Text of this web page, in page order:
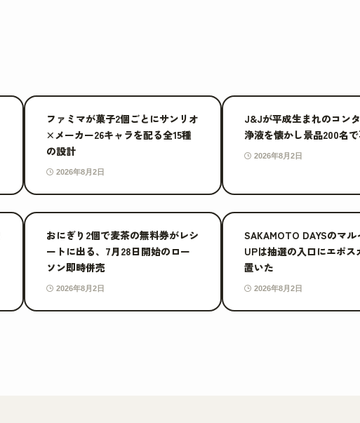
ファミマが菓子2個ごとにサンリオ
×メーカー26キャラを配る全15種
の設計
2026年8月2日
J&Jが平成生まれのコン
浄液を懐かし景品200名
2026年8月2日
おにぎり2個で麦茶の無料券がレシ
ートに出る、7月28日開始のロー
ソン即時併売
2026年8月2日
SAKAMOTO DAYSのマル
UPは抽選の入口にエポス
置いた
2026年8月2日